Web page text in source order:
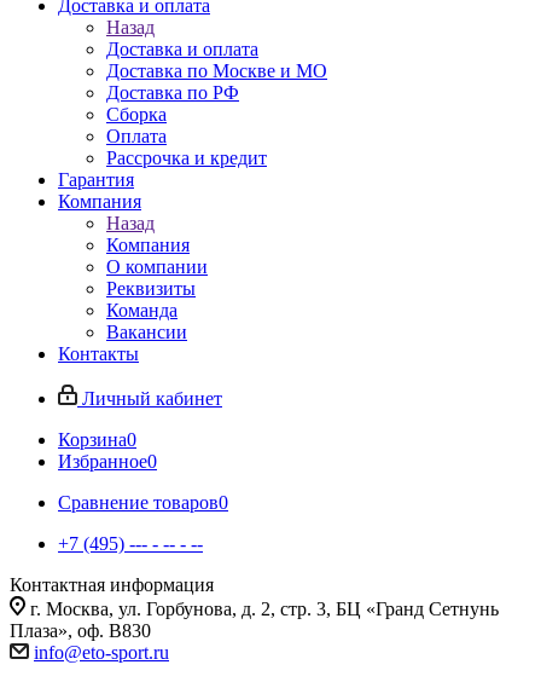
Доставка и оплата
Назад
Доставка и оплата
Доставка по Москве и МО
Доставка по РФ
Сборка
Оплата
Рассрочка и кредит
Гарантия
Компания
Назад
Компания
О компании
Реквизиты
Команда
Вакансии
Контакты
Личный кабинет
Корзина0
Избранное0
Сравнение товаров0
+7 (495) --- - -- - --
Контактная информация
г. Москва, ул. Горбунова, д. 2, стр. 3, БЦ «Гранд Сетнунь
Плаза», оф. В830
info@eto-sport.ru